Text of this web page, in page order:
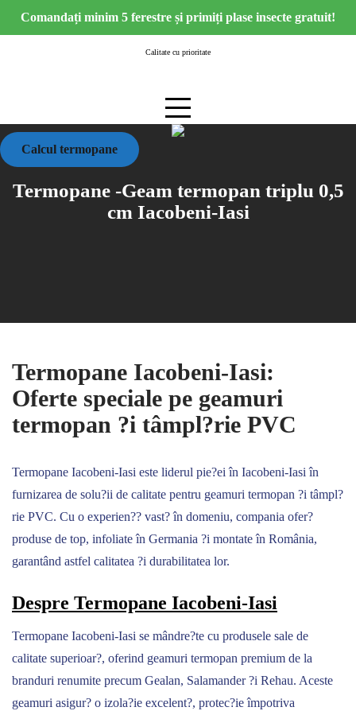
Comandați minim 5 ferestre și primiți plase insecte gratuit!
Calitate cu prioritate
Calcul termopane
Termopane -Geam termopan triplu 0,5
cm Iacobeni-Iasi
Termopane Iacobeni-Iasi:
Oferte speciale pe geamuri
termopan ?i tâmpl?rie PVC
Termopane Iacobeni-Iasi este liderul pie?ei în Iacobeni-Iasi în
furnizarea de solu?ii de calitate pentru geamuri termopan ?i tâmpl?
rie PVC. Cu o experien?? vast? în domeniu, compania ofer?
produse de top, infoliate în Germania ?i montate în România,
garantând astfel calitatea ?i durabilitatea lor.
Despre Termopane Iacobeni-Iasi
Termopane Iacobeni-Iasi se mândre?te cu produsele sale de
calitate superioar?, oferind geamuri termopan premium de la
branduri renumite precum Gealan, Salamander ?i Rehau. Aceste
geamuri asigur? o izola?ie excelent?, protec?ie împotriva